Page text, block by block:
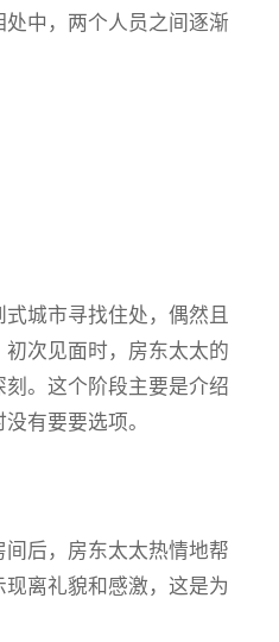
中，两个人员之间逐渐
城市寻找住处，偶然且
次见面时，房东太太的
。这个阶段主要是介绍
有要要选项。
后，房东太太热情地帮
离礼貌和感激，这是为